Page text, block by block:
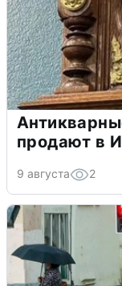
продают в
9 августа 2